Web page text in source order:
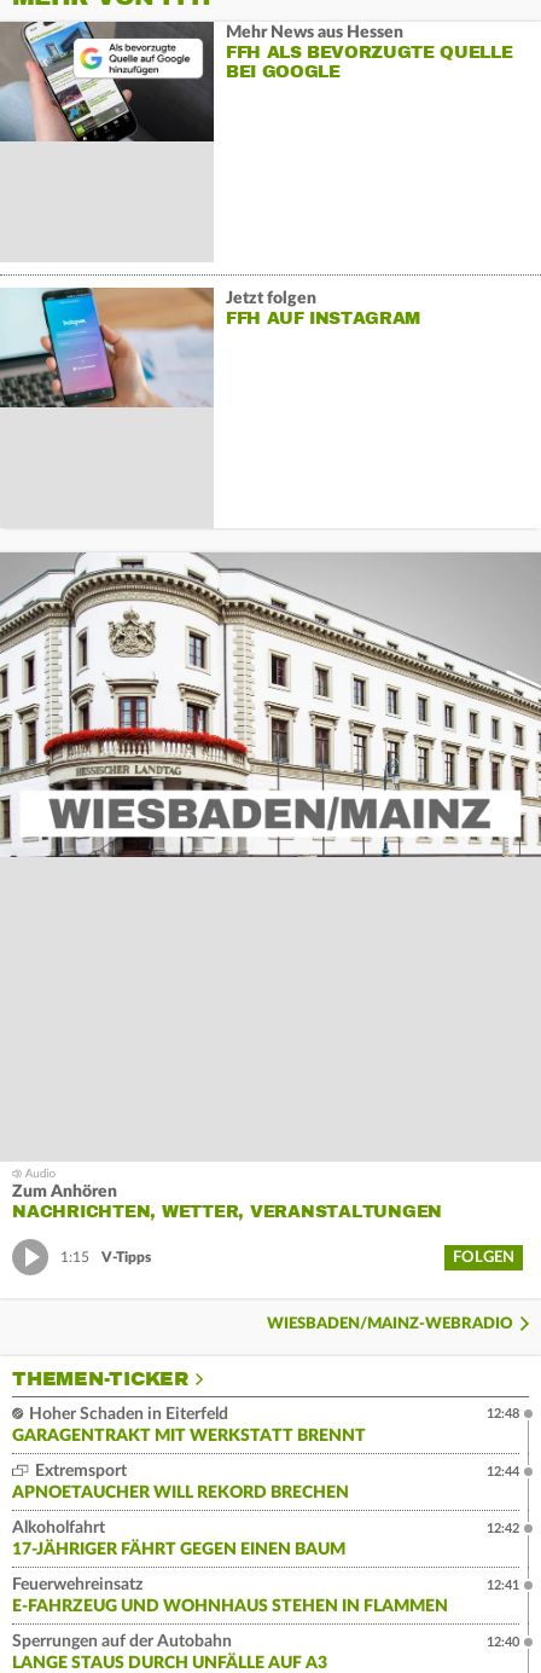
Mehr News aus Hessen
FFH ALS BEVORZUGTE QUELLE
BEI GOOGLE
Jetzt folgen
FFH AUF INSTAGRAM
Zum Anhören
NACHRICHTEN, WETTER, VERANSTALTUNGEN
1:15 V-Tipps FOLGEN
WIESBADEN/MAINZ-WEBRADIO
THEMEN-TICKER
Hoher Schaden in Eiterfeld
GARAGENTRAKT MIT WERKSTATT BRENNT
12:48
Extremsport
APNOETAUCHER WILL REKORD BRECHEN
12:44
Alkoholfahrt
17-JÄHRIGER FÄHRT GEGEN EINEN BAUM
12:42
Feuerwehreinsatz
E-FAHRZEUG UND WOHNHAUS STEHEN IN FLAMMEN
12:41
Sperrungen auf der Autobahn
LANGE STAUS DURCH UNFÄLLE AUF A3
12:40